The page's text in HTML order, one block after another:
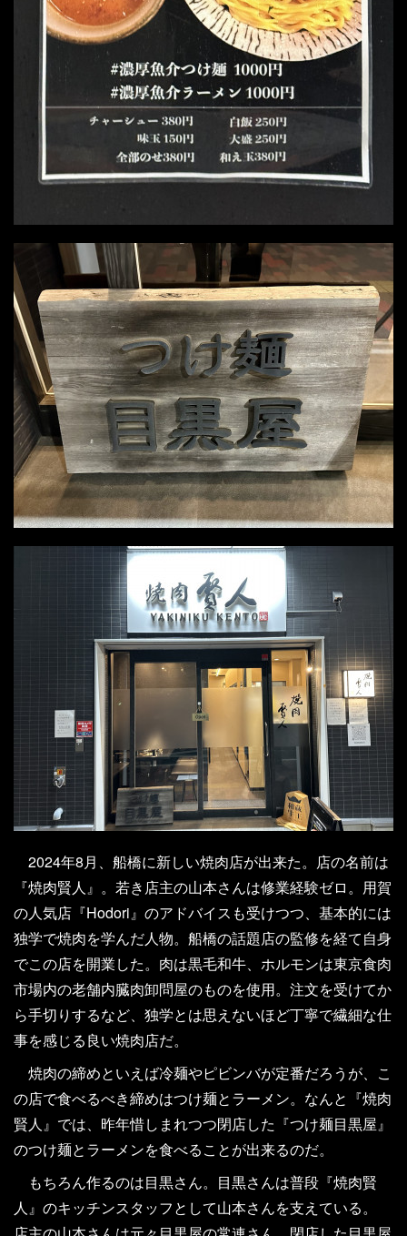
2024年8月、船橋に新しい焼肉店が出来た。店の名前は
『焼肉賢人』。若き店主の山本さんは修業経験ゼロ。用賀
の人気店『Hodori』のアドバイスも受けつつ、基本的には
独学で焼肉を学んだ人物。船橋の話題店の監修を経て自身
でこの店を開業した。肉は黒毛和牛、ホルモンは東京食肉
市場内の老舗内臓肉卸問屋のものを使用。注文を受けてか
ら手切りするなど、独学とは思えないほど丁寧で繊細な仕
事を感じる良い焼肉店だ。
焼肉の締めといえば冷麺やピビンバが定番だろうが、こ
の店で食べるべき締めはつけ麺とラーメン。なんと『焼肉
賢人』では、昨年惜しまれつつ閉店した『つけ麺目黒屋』
のつけ麺とラーメンを食べることが出来るのだ。
もちろん作るのは目黒さん。目黒さんは普段『焼肉賢
人』のキッチンスタッフとして山本さんを支えている。